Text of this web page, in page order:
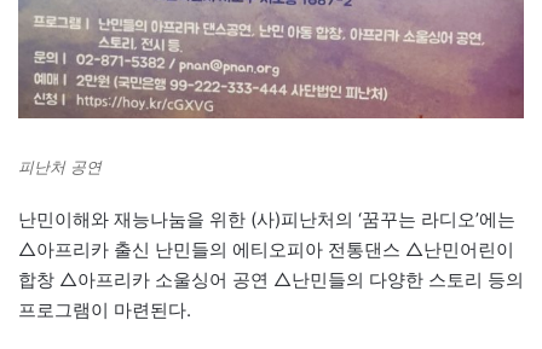
피난처 공연
난민이해와 재능나눔을 위한 (사)피난처의 ‘꿈꾸는 라디오’에는
△아프리카 출신 난민들의 에티오피아 전통댄스 △난민어린이
합창 △아프리카 소울싱어 공연 △난민들의 다양한 스토리 등의
프로그램이 마련된다.